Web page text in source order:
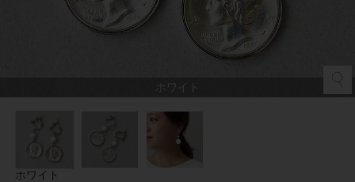
ホワイト
ホワイト